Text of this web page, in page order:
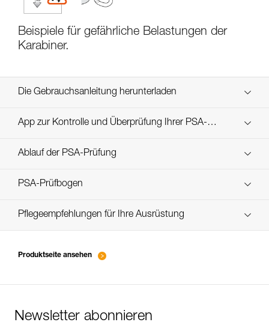
Beispiele für gefährliche Belastungen der
Karabiner.
Die Gebrauchsanleitung herunterladen
Technical Notice
App zur Kontrolle und Überprüfung Ihrer PSA-
Bestände Entdecken Sie ePPEcentre
Ablauf der PSA-Prüfung
verif EPI-CONNECTEURS-procedure-DE
PSA-Prüfbogen
verif EPI-suivi-connecteur-DE
Pflegeempfehlungen für Ihre Ausrüstung
Produktseite ansehen
Newsletter abonnieren